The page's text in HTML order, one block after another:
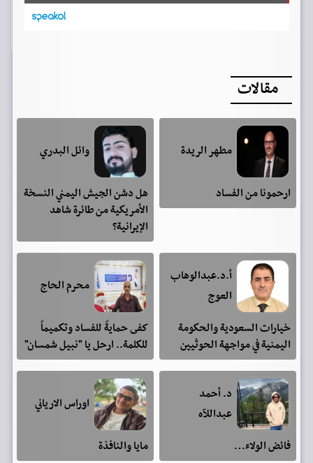
مقالات
مطهر الريدة
ارحمونا من الفساد
وائل البدري
هل دشن الجيش اليمني النسخة
الأمريكية من طائرة شاهد
الإيرانية؟
أ.د.عبدالوهاب
العوج
خيارات السعودية والحكومة
اليمنية في مواجهة الحوثيين
محرم الحاج
كفى حمايةً للفساد وتكميماً
للكلمة.. ارحل يا "نبيل شمسان"
د. أحمد
عبداللآه
فائض الولاء…
اوراس الارياني
مايا والنافذة